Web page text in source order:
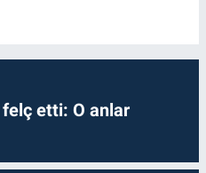
felç etti: O anlar